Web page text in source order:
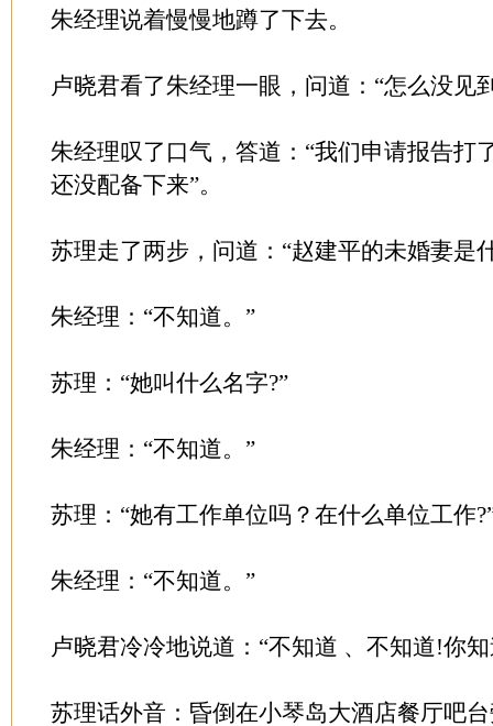
朱经理说着慢慢地蹲了下去。
卢晓君看了朱经理一眼，问道：“怎么没见
朱经理叹了口气，答道：“我们申请报告打
还没配备下来”。
苏理走了两步，问道：“赵建平的未婚妻是
朱经理：“不知道。”
苏理：“她叫什么名字?”
朱经理：“不知道。”
苏理：“她有工作单位吗？在什么单位工作
朱经理：“不知道。”
卢晓君冷冷地说道：“不知道 、不知道!你
苏理话外音：昏倒在小琴岛大酒店餐厅吧